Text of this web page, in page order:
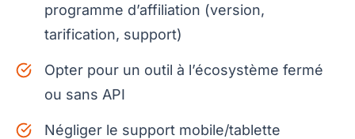
programme d’affiliation (version,
tarification, support)
Opter pour un outil à l’écosystème fermé
ou sans API
Négliger le support mobile/tablette